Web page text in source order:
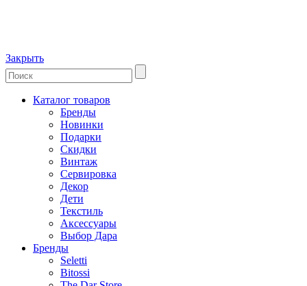
Закрыть
Каталог товаров
Бренды
Новинки
Подарки
Скидки
Винтаж
Сервировка
Декор
Дети
Текстиль
Аксессуары
Выбор Дара
Бренды
Seletti
Bitossi